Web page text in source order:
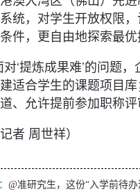
统，对学生开放权限
件，更自由地探索最
对‘提炼成果难’的问题
适合学生的课题项目
、允许提前参加职称
记者 周世祥）
@准研究生，这份“入学前待